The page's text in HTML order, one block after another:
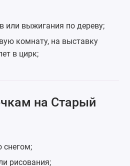
или выжигания по дереву;
комнату, на выставку
в цирк;
на Старый
снегом;
рисования;